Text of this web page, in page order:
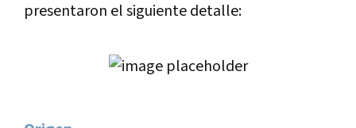
presentaron el siguiente detalle: